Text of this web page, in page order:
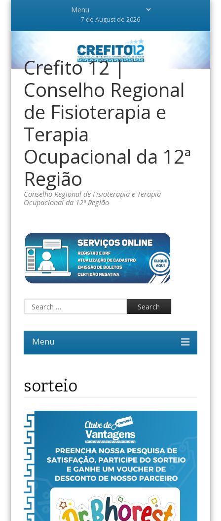
7 de August de 2026
Crefito 12 |
Conselho Regional
de Fisioterapia e
Terapia
Ocupacional da 12ª
Região
Conselho Regional de Fisioterapia e Terapia
Ocupacional da 12ª Região
sorteio